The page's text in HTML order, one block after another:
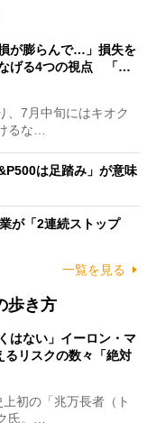
が膨らんで…」損失を
げる4つの視点 「…
、7月中旬にはキオク
るな…
は足踏み」が意味
が「2連続ストップ
一覧を見る
歩き方
はない」イーロン・マ
るリスクの数々「絶対
初の「兆万長者（ト
氏。…